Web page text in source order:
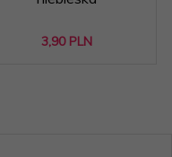
3,90 PLN